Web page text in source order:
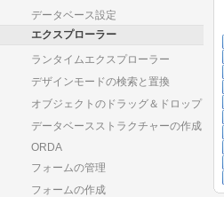
データベース設定
エクスプローラー
ランタイムエクスプローラー
デザインモードの検索と置換
オブジェクトのドラッグ＆ドロップ
データベースストラクチャーの作成
ORDA
フォームの管理
フォームの作成